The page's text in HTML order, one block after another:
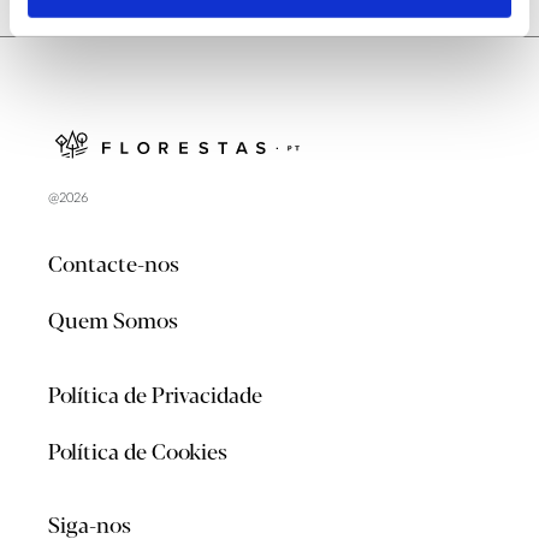
@2026
Contacte-nos
Quem Somos
Política de Privacidade
Política de Cookies
Siga-nos